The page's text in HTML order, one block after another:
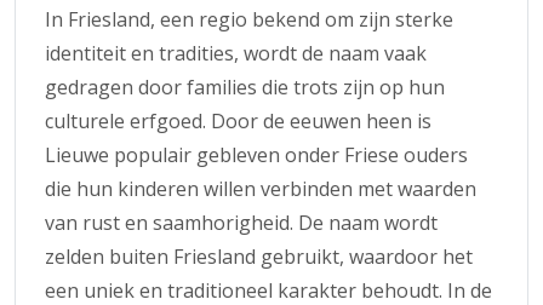
In Friesland, een regio bekend om zijn sterke
identiteit en tradities, wordt de naam vaak
gedragen door families die trots zijn op hun
culturele erfgoed. Door de eeuwen heen is
Lieuwe populair gebleven onder Friese ouders
die hun kinderen willen verbinden met waarden
van rust en saamhorigheid. De naam wordt
zelden buiten Friesland gebruikt, waardoor het
een uniek en traditioneel karakter behoudt. In de